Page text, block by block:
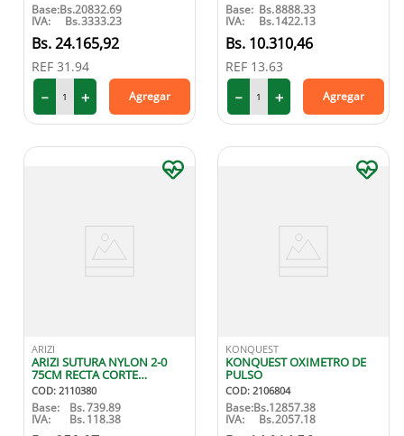
Base:Bs.20832.69
IVA: Bs.3333.23
24.165,92
REF 31.94
＋
－ Agregar
Base: Bs.8888.33
IVA: Bs.1422.13
10.310,46
REF 13.63
＋
－ Agregar
ARIZI
ARIZI SUTURA NYLON 2-0
75CM RECTA CORTE
INVERTIDO X1
COD: 2110380
Base: Bs.739.89
IVA: Bs. 118.38
KONQUEST
KONQUEST OXIMETRO DE
PULSO
COD: 2106804
Base:Bs.12857.38
IVA: Bs.2057.18